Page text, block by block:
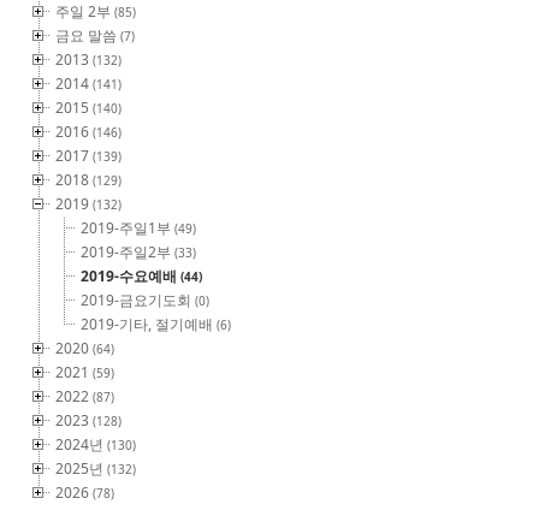
주일 2부(85)
금요 말씀(7)
2013(132)
2014(141)
2015(140)
2016(146)
2017(139)
2018(129)
2019(132)
2019-주일1부(49)
2019-주일2부(33)
2019-수요예배(44)
2019-금요기도회(0)
2019-기타, 절기예배(6)
2020(64)
2021(59)
2022(87)
2023(128)
2024년(130)
2025년(132)
2026(78)